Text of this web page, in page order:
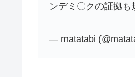
ンデミ〇クの証拠も
— matatabi